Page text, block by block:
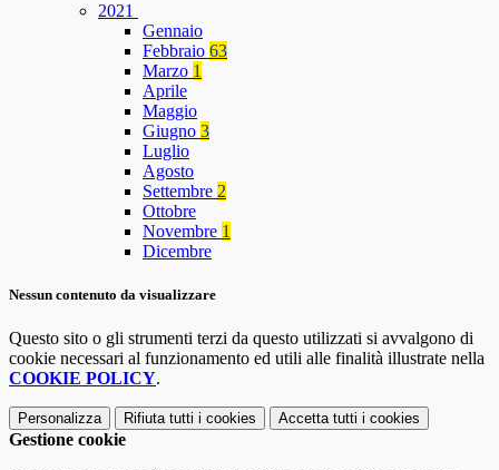
2021
Gennaio
Febbraio 63
Marzo 1
Aprile
Maggio
Giugno 3
Luglio
Agosto
Settembre 2
Ottobre
Novembre 1
Dicembre
Nessun contenuto da visualizzare
Questo sito o gli strumenti terzi da questo utilizzati si avvalgono di
cookie necessari al funzionamento ed utili alle finalità illustrate nella
COOKIE POLICY.
Personalizza Rifiuta tutti i cookies Accetta tutti i cookies
Gestione cookie